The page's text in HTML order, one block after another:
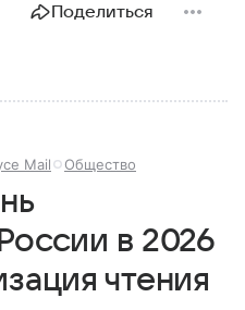
Поделиться
Mail Общество
в 2026
чтения